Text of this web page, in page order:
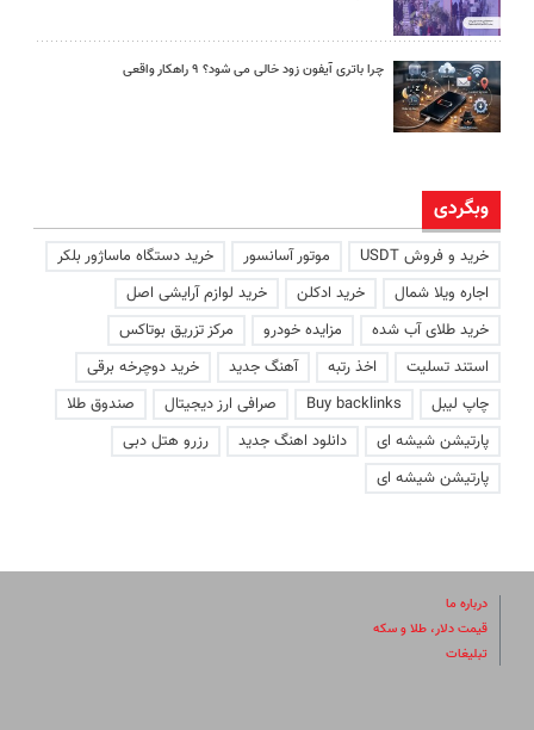
چرا باتری آیفون زود خالی می شود؟ ۹ راهکار واقعی
وبگردی
خرید و فروش USDT موتور آسانسور
خرید دستگاه ماساژور بلکر
اجاره ویلا شمال
خرید ادکلن
خرید لوازم آرایشی اصل
خرید طلای آب شده
مزایده خودرو
مرکز تزریق بوتاکس
استند تسلیت
اخذ رتبه آهنگ جدید
خرید دوچرخه برقی
چاپ لیبل
Buy backlinks صرافی ارز دیجیتال
صندوق طلا
پارتیشن شیشه ای
دانلود اهنگ جدید
رزرو هتل دبی
پارتیشن شیشه ای
درباره ما
قیمت دلار، طلا و سکه
تبلیغات